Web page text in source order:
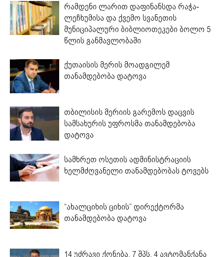
რამდენი ლარით დაფინანსდა რაჭა-
ლეჩხუმისა და ქვემო სვანეთის
მუნიციპალური ბიბლიოთეკები ბოლო 5
წლის განმავლობაში
ქუთაისის მერის მოადგილემ
თანამდებობა დატოვა
თბილისის მერიის გარემოს დაცვის
სამსახურის უფროსმა თანამდებობა
დატოვა
სამხრეთ ოსეთის ადმინისტრაციის
ხელმძღვანელი თანამდებობას ტოვებს
“ახალციხის ციხის” დირექტორმა
თანამდებობა დატოვა
14 უძრავი ქონება, 7 შპს, 4 ავტომანქანა